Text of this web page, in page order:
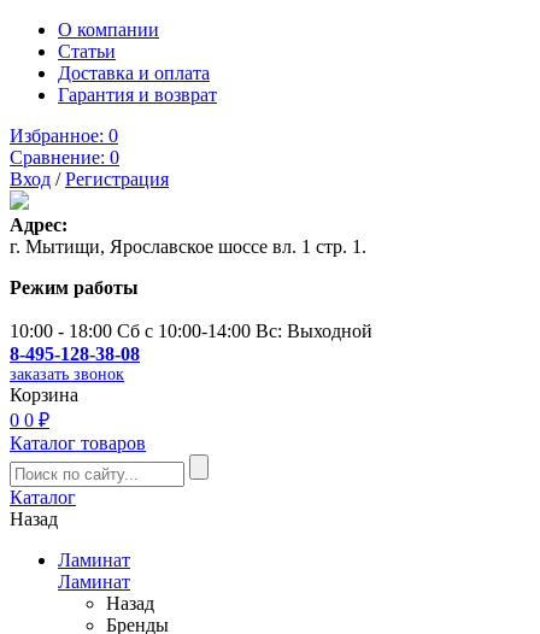
О компании
Статьи
Доставка и оплата
Гарантия и возврат
Избранное: 0
Сравнение: 0
Вход /Регистрация
Адрес:
г. Мытищи, Ярославское шоссе вл. 1 стр. 1.
Режим работы
10:00 - 18:00 Сб с 10:00-14:00 Вс: Выходной
8-495-128-38-08
заказать звонок
Корзина
0 0 ₽
Каталог товаров
Каталог
Назад
Ламинат
Ламинат
Назад
Бренды